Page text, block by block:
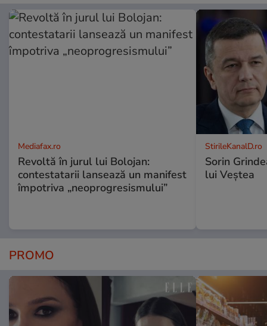
Mediafax.ro
Revoltă în jurul lui Bolojan:
contestatarii lansează un manifest
împotriva „neoprogresismului”
StirileKanalD.ro
Sorin
lui Veștea
PROMO